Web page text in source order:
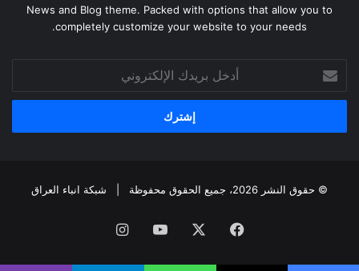
News and Blog theme. Packed with options that allow you to
completely customize your website to your needs.
بريدك
الإلكتروني
© حقوق النشر 2026، جميع الحقوق محفوظة | شبكة انباء العراق
فيسبوك ‫YouTubeانستقرام